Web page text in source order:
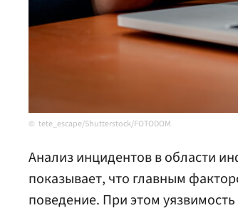
tete_escape/Shutterstock/FOTODOM
Анализ инцидентов в области
показывает, что главным
поведение. При этом